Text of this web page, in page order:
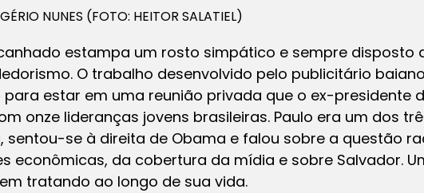
NUNES (FOTO: HEITOR SALATIEL)
estampa um rosto simpático e sempre disposto
O trabalho desenvolvido pelo publicitário
para estar em uma reunião privada que o ex-presidente
onze lideranças jovens brasileiras. Paulo era um dos
sentou-se à direita de Obama e falou sobre a questão
econômicas, da cobertura da mídia e sobre Salvador.
tratando ao longo de sua vida.